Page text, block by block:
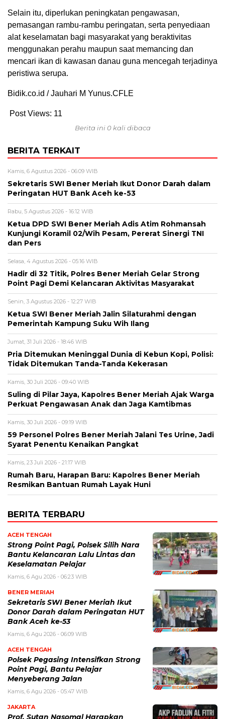
Selain itu, diperlukan peningkatan pengawasan,
pemasangan rambu-rambu peringatan, serta penyediaan
alat keselamatan bagi masyarakat yang beraktivitas
menggunakan perahu maupun saat memancing dan
mencari ikan di kawasan danau guna mencegah terjadinya
peristiwa serupa.
Bidik.co.id / Jauhari M Yunus.CFLE
Post Views: 11
Berita ini 0 kali dibaca
BERITA TERKAIT
Kamis, 6 Agustus 2026 - 06:09 WIB
Sekretaris SWI Bener Meriah Ikut Donor Darah dalam
Peringatan HUT Bank Aceh ke-53
Rabu, 5 Agustus 2026 - 16:12 WIB
Ketua DPD SWI Bener Meriah Adis Atim Rohmansah
Kunjungi Koramil 02/Wih Pesam, Pererat Sinergi TNI
dan Pers
Selasa, 4 Agustus 2026 - 05:16 WIB
Hadir di 32 Titik, Polres Bener Meriah Gelar Strong
Point Pagi Demi Kelancaran Aktivitas Masyarakat
Senin, 3 Agustus 2026 - 12:27 WIB
Ketua SWI Bener Meriah Jalin Silaturahmi dengan
Pemerintah Kampung Suku Wih Ilang
Jumat, 31 Juli 2026 - 18:46 WIB
Pria Ditemukan Meninggal Dunia di Kebun Kopi, Polisi:
Tidak Ditemukan Tanda-Tanda Kekerasan
Kamis, 30 Juli 2026 - 09:40 WIB
Suling di Pilar Jaya, Kapolres Bener Meriah Ajak Warga
Perkuat Pengawasan Anak dan Jaga Kamtibmas
Kamis, 30 Juli 2026 - 09:19 WIB
59 Personel Polres Bener Meriah Jalani Tes Urine, Jadi
Syarat Penentu Kenaikan Pangkat
Kamis, 23 Juli 2026 - 21:17 WIB
Rumah Baru, Harapan Baru: Kapolres Bener Meriah
Resmikan Bantuan Rumah Layak Huni
BERITA TERBARU
ACEH TENGAH
Strong Point Pagi, Polsek Silih Nara
Bantu Kelancaran Lalu Lintas dan
Keselamatan Pelajar
Kamis, 6 Agu 2026 - 06:23 WIB
BENER MERIAH
Sekretaris SWI Bener Meriah Ikut
Donor Darah dalam Peringatan HUT
Bank Aceh ke-53
Kamis, 6 Agu 2026 - 06:09 WIB
ACEH TENGAH
Polsek Pegasing Intensifkan Strong
Point Pagi, Bantu Pelajar
Menyeberang Jalan
Kamis, 6 Agu 2026 - 05:47 WIB
JAKARTA
Prof. Sutan Nasomal Harapkan